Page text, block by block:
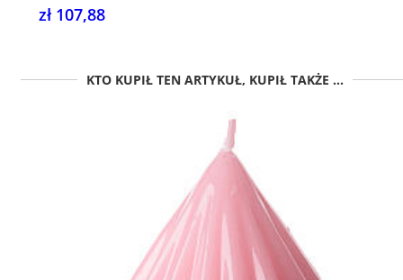
zł 107,88
KTO KUPIŁ TEN ARTYKUŁ, KUPIŁ TAKŻE ...